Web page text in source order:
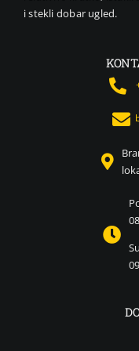
i stekli dobar ugled.